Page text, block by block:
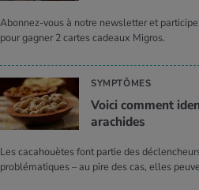
Abonnez-vous à notre newsletter et
pour gagner 2 cartes cadeaux Migros.
SYMPTÔMES
Voici comment
arachides
Les cacahouètes font partie des
problématiques – au pire des cas, elles